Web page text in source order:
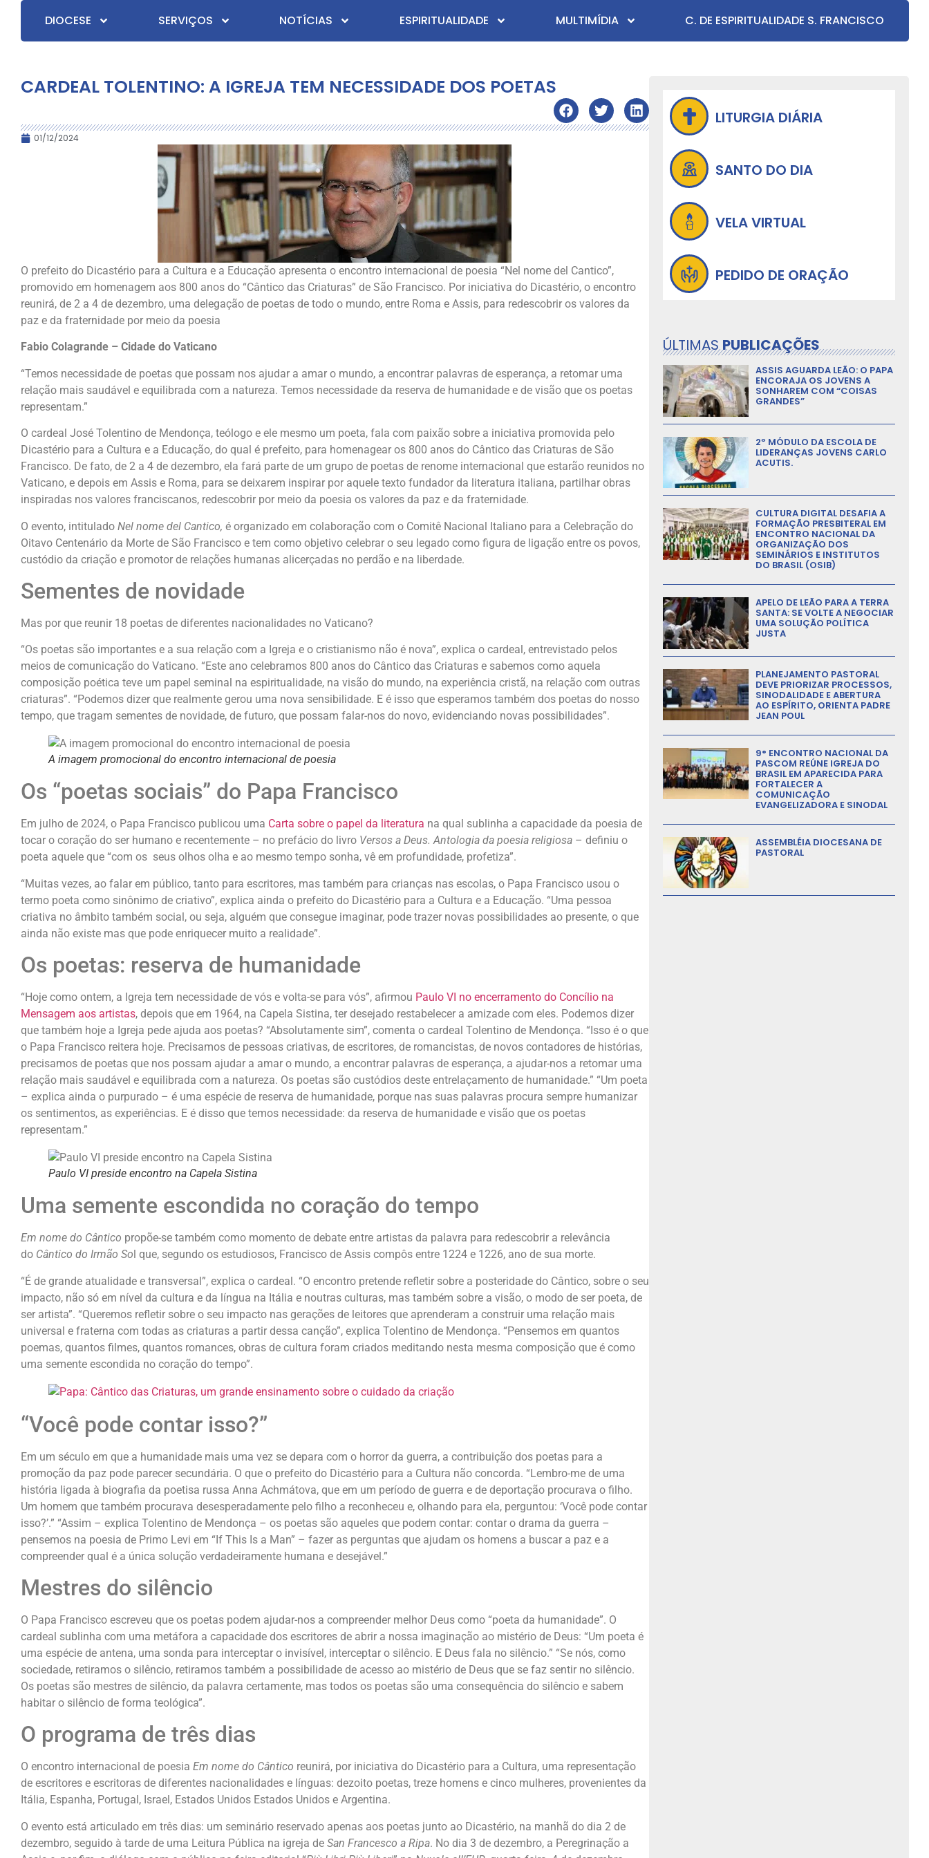
DIOCESE SERVIÇOS NOTÍCIAS ESPIRITUALIDADE MULTIMÍDIA C. DE ESPIRITUALIDADE S. FRANCISCO
CARDEAL TOLENTINO: A IGREJA TEM NECESSIDADE DOS POETAS
01/12/2024
O prefeito do Dicastério para a Cultura e a Educação apresenta o encontro internacional de poesia “Nel nome del Cantico”,
promovido em homenagem aos 800 anos do “Cântico das Criaturas” de São Francisco. Por iniciativa do Dicastério, o encontro
reunirá, de 2 a 4 de dezembro, uma delegação de poetas de todo o mundo, entre Roma e Assis, para redescobrir os valores da
paz e da fraternidade por meio da poesia
Fabio Colagrande – Cidade do Vaticano
“Temos necessidade de poetas que possam nos ajudar a amar o mundo, a encontrar palavras de esperança, a retomar uma
relação mais saudável e equilibrada com a natureza. Temos necessidade da reserva de humanidade e de visão que os poetas
representam.”
O cardeal José Tolentino de Mendonça, teólogo e ele mesmo um poeta, fala com paixão sobre a iniciativa promovida pelo
Dicastério para a Cultura e a Educação, do qual é prefeito, para homenagear os 800 anos do Cântico das Criaturas de São
Francisco. De fato, de 2 a 4 de dezembro, ela fará parte de um grupo de poetas de renome internacional que estarão reunidos no
Vaticano, e depois em Assis e Roma, para se deixarem inspirar por aquele texto fundador da literatura italiana, partilhar obras
inspiradas nos valores franciscanos, redescobrir por meio da poesia os valores da paz e da fraternidade.
O evento, intitulado Nel nome del Cantico, é organizado em colaboração com o Comitê Nacional Italiano para a Celebração do
Oitavo Centenário da Morte de São Francisco e tem como objetivo celebrar o seu legado como figura de ligação entre os povos,
custódio da criação e promotor de relações humanas alicerçadas no perdão e na liberdade.
Sementes de novidade
Mas por que reunir 18 poetas de diferentes nacionalidades no Vaticano?
“Os poetas são importantes e a sua relação com a Igreja e o cristianismo não é nova”, explica o cardeal, entrevistado pelos
meios de comunicação do Vaticano. “Este ano celebramos 800 anos do Cântico das Criaturas e sabemos como aquela
composição poética teve um papel seminal na espiritualidade, na visão do mundo, na experiência cristã, na relação com outras
criaturas”. “Podemos dizer que realmente gerou uma nova sensibilidade. E é isso que esperamos também dos poetas do nosso
tempo, que tragam sementes de novidade, de futuro, que possam falar-nos do novo, evidenciando novas possibilidades”.
A imagem promocional do encontro internacional de poesia
Os “poetas sociais” do Papa Francisco
Em julho de 2024, o Papa Francisco publicou uma Carta sobre o papel da literatura na qual sublinha a capacidade da poesia de
tocar o coração do ser humano e recentemente – no prefácio do livro Versos a Deus. Antologia da poesia religiosa – definiu o
poeta aquele que “com os seus olhos olha e ao mesmo tempo sonha, vê em profundidade, profetiza”.
“Muitas vezes, ao falar em público, tanto para escritores, mas também para crianças nas escolas, o Papa Francisco usou o
termo poeta como sinônimo de criativo”, explica ainda o prefeito do Dicastério para a Cultura e a Educação. “Uma pessoa
criativa no âmbito também social, ou seja, alguém que consegue imaginar, pode trazer novas possibilidades ao presente, o que
ainda não existe mas que pode enriquecer muito a realidade”.
Os poetas: reserva de humanidade
“Hoje como ontem, a Igreja tem necessidade de vós e volta-se para vós”, afirmou Paulo VI no encerramento do Concílio na
Mensagem aos artistas, depois que em 1964, na Capela Sistina, ter desejado restabelecer a amizade com eles. Podemos dizer
que também hoje a Igreja pede ajuda aos poetas? “Absolutamente sim”, comenta o cardeal Tolentino de Mendonça. “Isso é o que
o Papa Francisco reitera hoje. Precisamos de pessoas criativas, de escritores, de romancistas, de novos contadores de histórias,
precisamos de poetas que nos possam ajudar a amar o mundo, a encontrar palavras de esperança, a ajudar-nos a retomar uma
relação mais saudável e equilibrada com a natureza. Os poetas são custódios deste entrelaçamento de humanidade.” “Um poeta
– explica ainda o purpurado – é uma espécie de reserva de humanidade, porque nas suas palavras procura sempre humanizar
os sentimentos, as experiências. E é disso que temos necessidade: da reserva de humanidade e visão que os poetas
representam.”
Paulo VI preside encontro na Capela Sistina
Uma semente escondida no coração do tempo
Em nome do Cântico propõe-se também como momento de debate entre artistas da palavra para redescobrir a relevância
do Cântico do Irmão Sol que, segundo os estudiosos, Francisco de Assis compôs entre 1224 e 1226, ano de sua morte.
“É de grande atualidade e transversal”, explica o cardeal. “O encontro pretende refletir sobre a posteridade do Cântico, sobre o seu
impacto, não só em nível da cultura e da língua na Itália e noutras culturas, mas também sobre a visão, o modo de ser poeta, de
ser artista”. “Queremos refletir sobre o seu impacto nas gerações de leitores que aprenderam a construir uma relação mais
universal e fraterna com todas as criaturas a partir dessa canção”, explica Tolentino de Mendonça. “Pensemos em quantos
poemas, quantos filmes, quantos romances, obras de cultura foram criados meditando nesta mesma composição que é como
uma semente escondida no coração do tempo”.
“Você pode contar isso?”
Em um século em que a humanidade mais uma vez se depara com o horror da guerra, a contribuição dos poetas para a
promoção da paz pode parecer secundária. O que o prefeito do Dicastério para a Cultura não concorda. “Lembro-me de uma
história ligada à biografia da poetisa russa Anna Achmátova, que em um período de guerra e de deportação procurava o filho.
Um homem que também procurava desesperadamente pelo filho a reconheceu e, olhando para ela, perguntou: ‘Você pode contar
isso?’.” “Assim – explica Tolentino de Mendonça – os poetas são aqueles que podem contar: contar o drama da guerra –
pensemos na poesia de Primo Levi em “If This Is a Man” – fazer as perguntas que ajudam os homens a buscar a paz e a
compreender qual é a única solução verdadeiramente humana e desejável.”
Mestres do silêncio
O Papa Francisco escreveu que os poetas podem ajudar-nos a compreender melhor Deus como “poeta da humanidade”. O
cardeal sublinha com uma metáfora a capacidade dos escritores de abrir a nossa imaginação ao mistério de Deus: “Um poeta é
uma espécie de antena, uma sonda para interceptar o invisível, interceptar o silêncio. E Deus fala no silêncio.” “Se nós, como
sociedade, retiramos o silêncio, retiramos também a possibilidade de acesso ao mistério de Deus que se faz sentir no silêncio.
Os poetas são mestres de silêncio, da palavra certamente, mas todos os poetas são uma consequência do silêncio e sabem
habitar o silêncio de forma teológica”.
O programa de três dias
O encontro internacional de poesia Em nome do Cântico reunirá, por iniciativa do Dicastério para a Cultura, uma representação
de escritores e escritoras de diferentes nacionalidades e línguas: dezoito poetas, treze homens e cinco mulheres, provenientes da
Itália, Espanha, Portugal, Israel, Estados Unidos Estados Unidos e Argentina.
O evento está articulado em três dias: um seminário reservado apenas aos poetas junto ao Dicastério, na manhã do dia 2 de
dezembro, seguido à tarde de uma Leitura Pública na igreja de San Francesco a Ripa. No dia 3 de dezembro, a Peregrinação a
LITURGIA DIÁRIA
SANTO DO DIA
VELA VIRTUAL
PEDIDO DE ORAÇÃO
ÚLTIMASPUBLICAÇÕES
ASSIS AGUARDA LEÃO: O PAPA
ENCORAJA OS JOVENS A
SONHAREM COM “COISAS
GRANDES”
2º MÓDULO DA ESCOLA DE
LIDERANÇAS JOVENS CARLO
ACUTIS.
CULTURA DIGITAL DESAFIA A
FORMAÇÃO PRESBITERAL EM
ENCONTRO NACIONAL DA
ORGANIZAÇÃO DOS
SEMINÁRIOS E INSTITUTOS
DO BRASIL (OSIB)
APELO DE LEÃO PARA A TERRA
SANTA: SE VOLTE A NEGOCIAR
UMA SOLUÇÃO POLÍTICA
JUSTA
PLANEJAMENTO PASTORAL
DEVE PRIORIZAR PROCESSOS,
SINODALIDADE E ABERTURA
AO ESPÍRITO, ORIENTA PADRE
JEAN POUL
9° ENCONTRO NACIONAL DA
PASCOM REÚNE IGREJA DO
BRASIL EM APARECIDA PARA
FORTALECER A
COMUNICAÇÃO
EVANGELIZADORA E SINODAL
ASSEMBLÉIA DIOCESANA DE
PASTORAL